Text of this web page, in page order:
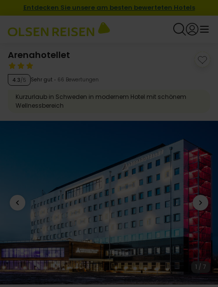
Entdecken Sie unsere am besten bewerteten Hotels
Arenahotellet
4.3/5 Sehr gut 66 Bewertungen
Kurzurlaub in Schweden in modernem Hotel mit schönem
Wellnessbereich
1 / 7